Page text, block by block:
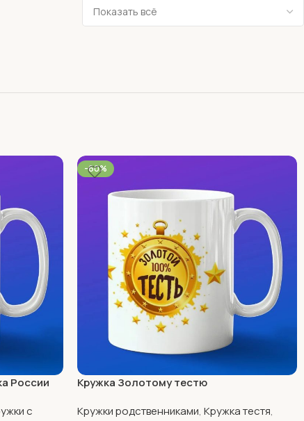
России
с
-60%
Кружка Золотому тестю
Кружки родственниками, Кружка тестя,